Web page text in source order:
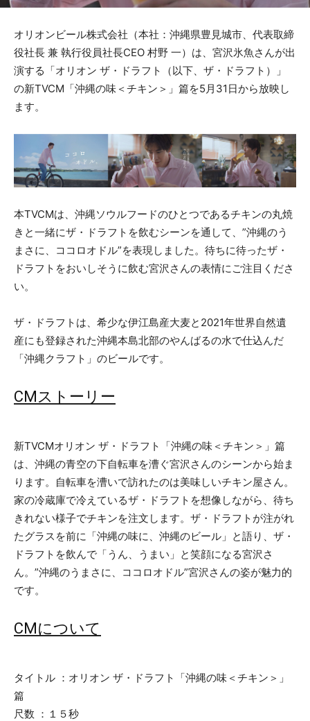
オリオンビール株式会社（本社：沖縄県豊見城市、代表取締
役社長 兼 執行役員社長CEO 村野 一）は、宮沢氷魚さんが出
演する「オリオン ザ・ドラフト（以下、ザ・ドラフト）」
の新TVCM「沖縄の味＜チキン＞」篇を5月31日から放映し
ます。
本TVCMは、沖縄ソウルフードのひとつであるチキンの丸焼
きと一緒にザ・ドラフトを飲むシーンを通して、”沖縄のう
まさに、ココロオドル”を表現しました。待ちに待ったザ・
ドラフトをおいしそうに飲む宮沢さんの表情にご注目くださ
い。
ザ・ドラフトは、希少な伊江島産大麦と2021年世界自然遺
産にも登録された沖縄本島北部のやんばるの水で仕込んだ
「沖縄クラフト」のビールです。
CMストーリー
新TVCMオリオン ザ・ドラフト「沖縄の味＜チキン＞」篇
は、沖縄の青空の下自転車を漕ぐ宮沢さんのシーンから始ま
ります。自転車を漕いで訪れたのは美味しいチキン屋さん。
家の冷蔵庫で冷えているザ・ドラフトを想像しながら、待ち
きれない様子でチキンを注文します。ザ・ドラフトが注がれ
たグラスを前に「沖縄の味に、沖縄のビール」と語り、ザ・
ドラフトを飲んで「うん、うまい」と笑顔になる宮沢さ
ん。”沖縄のうまさに、ココロオドル”宮沢さんの姿が魅力的
です。
CMについて
タイトル ：オリオン ザ・ドラフト「沖縄の味＜チキン＞」
篇
尺数 ：１５秒